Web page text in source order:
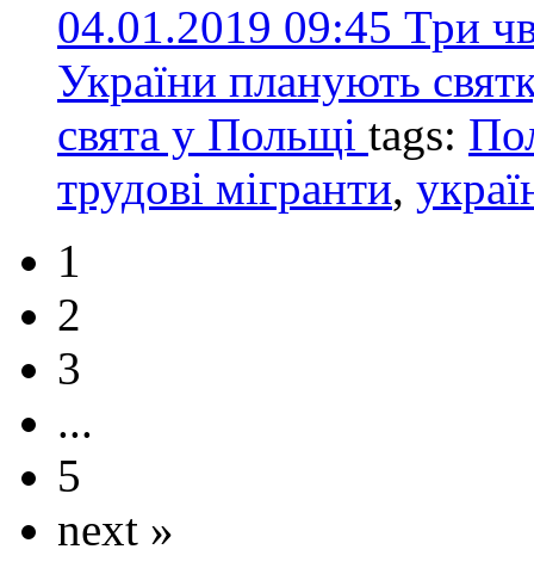
04.01.2019 09:45 Три
України планують
свята у Польщі tags:
трудові мігранти,
1
2
3
...
5
next »